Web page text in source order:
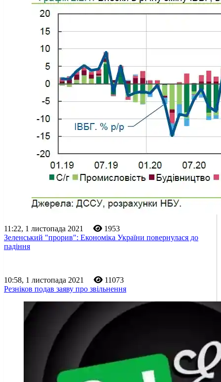
11:22, 1 листопада 2021
1953
Зеленський "прорив": Економіка України повернулася до
падіння
10:58, 1 листопада 2021
11073
Резніков подав заяву про звільнення